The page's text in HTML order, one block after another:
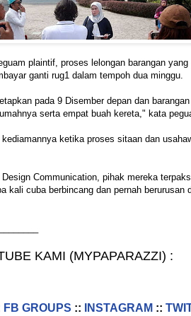
plaintif, proses lelongan barangan
ganti rug1 dalam tempoh dua minggu.
pada 9 Disember depan dan
serta empat buah kereta," kata
ketika proses sitaan dan
Communication, pihak mereka
kali cuba berbincang dan pernah berurusan
KAMI (MYPAPARAZZI) :
FB GROUPS :: INSTAGRAM ::